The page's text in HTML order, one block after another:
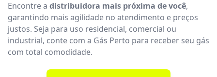
Encontre a distribuidora mais próxima de você,
garantindo mais agilidade no atendimento e preços
justos. Seja para uso residencial, comercial ou
industrial, conte com a Gás Perto para receber seu gás
com total comodidade.